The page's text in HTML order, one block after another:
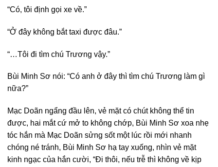
“Có, tôi định gọi xe về.”
“Ở đây không bắt taxi được đâu.”
“…Tôi đi tìm chú Trương vậy.”
Bùi Minh Sơ nói: “Có anh ở đây thì tìm chú Trương làm gì
nữa?”
Mạc Doãn ngẩng đầu lên, vẻ mặt có chút không thể tin
được, hai mắt cứ mở to không chớp, Bùi Minh Sơ xoa nhẹ
tóc hắn mà Mạc Doãn sửng sốt một lúc rồi mới nhanh
chóng né tránh, Bùi Minh Sơ hạ tay xuống, nhìn vẻ mặt
kinh ngạc của hắn cười, “Đi thôi, nếu trễ thì không về kịp